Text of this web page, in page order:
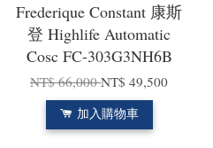
Frederique Constant 康斯
登 Highlife Automatic
Cosc FC-303G3NH6B
NT$ 66,000NT$ 49,500
加入購物車